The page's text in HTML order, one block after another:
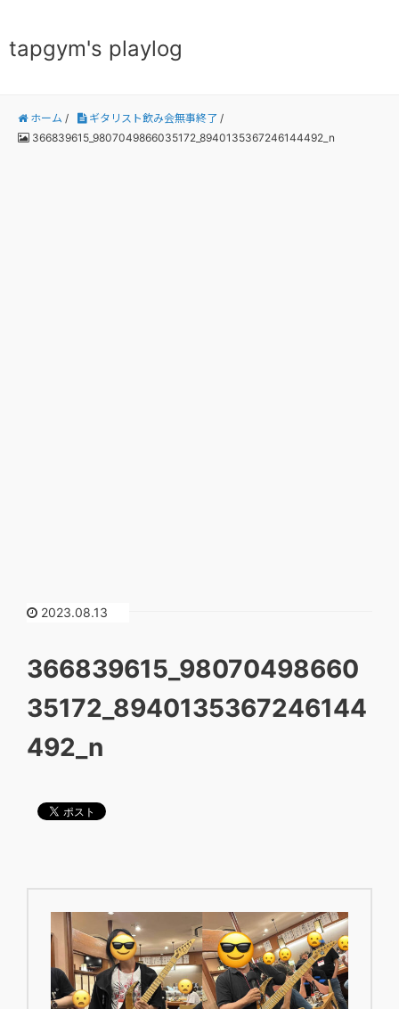
tapgym's playlog
ホーム / ギタリスト飲み会無事終了 /
366839615_9807049866035172_8940135367246144492_n
2023.08.13
366839615_98070498660
35172_8940135367246144
492_n